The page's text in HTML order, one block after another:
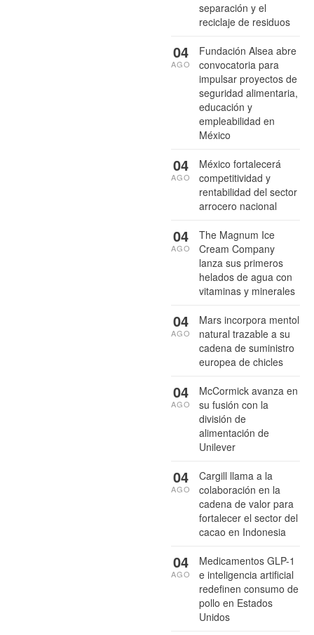
separación y el
reciclaje de residuos
Fundación Alsea abre
convocatoria para
impulsar proyectos de
seguridad alimentaria,
educación y
empleabilidad en
México
04
AGO
México fortalecerá
competitividad y
rentabilidad del sector
arrocero nacional
04
AGO
The Magnum Ice
Cream Company
lanza sus primeros
helados de agua con
vitaminas y minerales
04
AGO
Mars incorpora mentol
natural trazable a su
cadena de suministro
europea de chicles
04
AGO
McCormick avanza en
su fusión con la
división de
alimentación de
Unilever
04
AGO
Cargill llama a la
colaboración en la
cadena de valor para
fortalecer el sector del
cacao en Indonesia
04
AGO
Medicamentos GLP-1
e inteligencia artificial
redefinen consumo de
pollo en Estados
Unidos
04
AGO